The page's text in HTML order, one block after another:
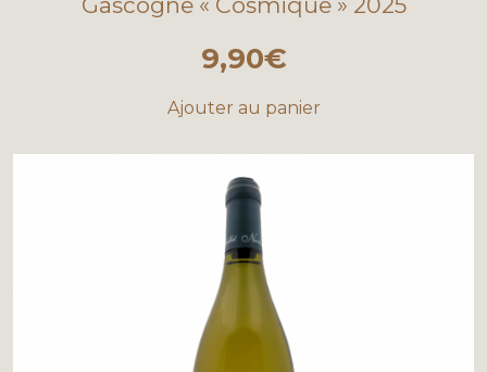
9,90€
Ajouter au panier